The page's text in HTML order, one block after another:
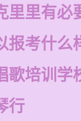
里里有必
报考什么
歌培训学
行